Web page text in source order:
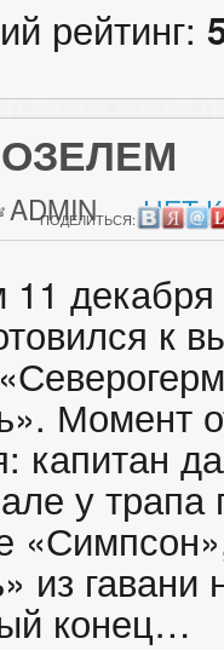
рейтинг:
ADMIN НЕТ
ПОДЕЛИТЬСЯ:
декабря
к
Момент
капитан
у
из гавани
конец…